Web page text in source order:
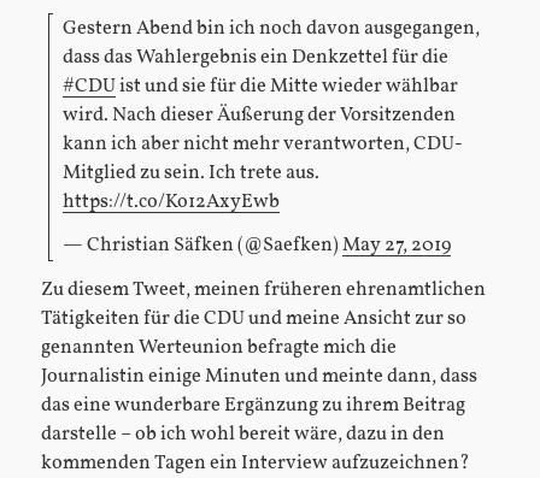
Gestern Abend bin ich noch davon ausgegangen,
dass das Wahlergebnis ein Denkzettel für die
#CDUist und sie für die Mitte wieder wählbar
wird. Nach dieser Äußerung der Vorsitzenden
kann ich aber nicht mehr verantworten, CDU-
Mitglied zu sein. Ich trete aus.
https://t.co/Ko12AxyEwb
— Christian Säfken (@Saefken)May 27, 2019
Zu diesem Tweet, meinen früheren ehrenamtlichen
Tätigkeiten für die CDU und meine Ansicht zur so
genannten Werteunion befragte mich die
Journalistin einige Minuten und meinte dann, dass
das eine wunderbare Ergänzung zu ihrem Beitrag
darstelle – ob ich wohl bereit wäre, dazu in den
kommenden Tagen ein Interview aufzuzeichnen?